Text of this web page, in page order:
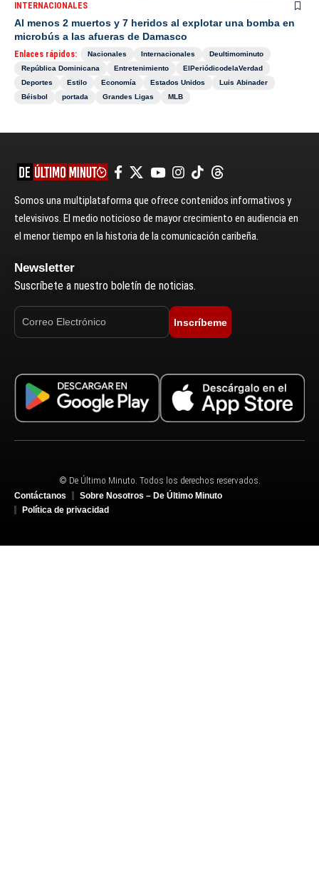
INTERNACIONALES
Al menos 2 muertos y 7 heridos al explotar una bomba en
microbús a las afueras de Damasco
Enlaces rápidos: Nacionales Internacionales
Deultimominuto
República Dominicana
Entretenimiento
ElPeriódicodelaVerdad
Deportes
Estilo Economía Estados Unidos
Luis Abinader
Béisbol
portada Grandes Ligas MLB
Somos una multiplataforma que ofrece contenidos informativos y
televisivos. El medio noticioso de mayor crecimiento en audiencia en
el menor tiempo en la historia de la comunicación caribeña.
Newsletter
Suscríbete a nuestro boletín de noticias.
Inscríbeme
© De Último Minuto. Todos los derechos reservados.
Contáctanos
Sobre Nosotros – De Último Minuto
Política de privacidad